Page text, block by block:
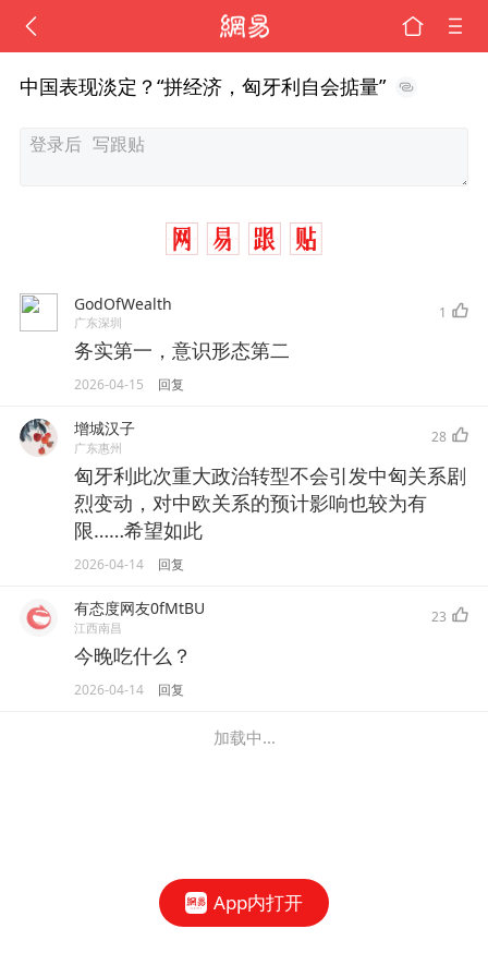
中国表现淡定？“拼经济，匈牙利自会掂量”
GodOfWealth
广东深圳
1
务实第一，意识形态第二
2026-04-15 回复
增城汉子
广东惠州
28
匈牙利此次重大政治转型不会引发中匈关系剧
烈变动，对中欧关系的预计影响也较为有
限……希望如此
2026-04-14 回复
有态度网友0fMtBU
江西南昌
23
今晚吃什么？
2026-04-14 回复
加载中...
App内打开